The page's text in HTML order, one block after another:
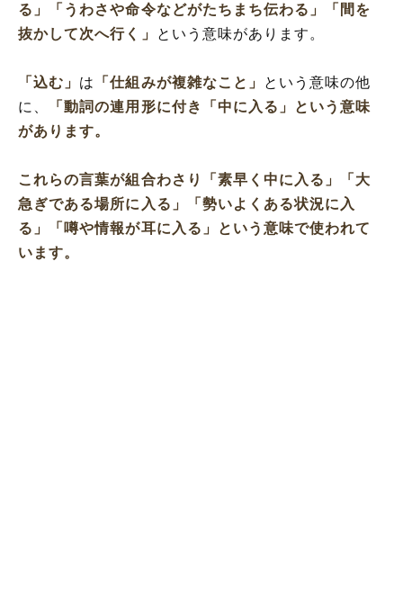
る」
「うわさや命令などがたちまち伝わる」
「間を
抜かして次へ行く」
という意味があります。
「込む」 は 「仕組みが複雑なこと」
という意味の他
に、
「動詞の連用形に付き 「中に入る」
という意味
があります。
これらの言葉が組合わさり 「素早く中に入る」
「大
急ぎである場所に入る」
「勢いよくある状況に入
る」
「噂や情報が耳に入る」
という意味で使われて
います。